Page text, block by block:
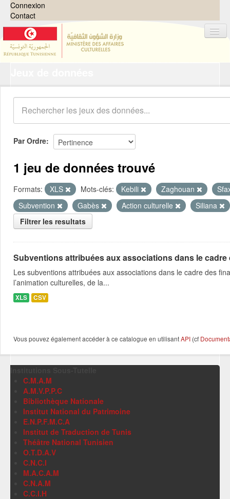
Connexion
Contact
Organisations
Groupes
Demandes 0
À propos
Par Ordre
1 jeu de données trouvé
Formats: XLS Mots-clés: Kebili Zaghouan
Subvention
Gabès Action culturelle
Siliana
Filtrer les resultats
Subventions attribuées aux associations dans le
Les subventions attribuées aux associations dans le cadre des
l’animation culturelles, de la...
XLS CSV
Vous pouvez également accéder à ce catalogue en utilisantAPI (cf
C.M.A.M
A.M.V.P.P.C
Bibliothèque Nationale
Institut National du Patrimoine
E.N.P.F.M.C.A
Institut de Traduction de Tunis
Théâtre National Tunisien
O.T.D.A.V
C.N.C.I
M.A.C.A.M
C.N.A.M
C.C.I.H